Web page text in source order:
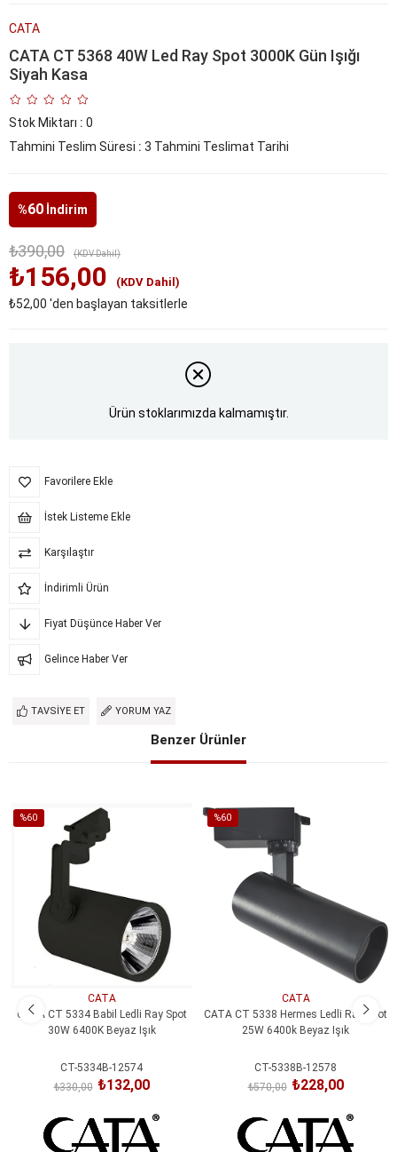
CATA
CATA CT 5368 40W Led Ray Spot 3000K Gün Işığı
Siyah Kasa
Stok Miktarı : 0
Tahmini Teslim Süresi : 3 Tahmini Teslimat Tarihi
%60 İndirim
₺390,00 (KDV Dahil)
₺156,00 (KDV Dahil)
₺52,00 'den başlayan taksitlerle
Ürün stoklarımızda kalmamıştır.
Favorilere Ekle
İstek Listeme Ekle
Karşılaştır
İndirimli Ürün
Fiyat Düşünce Haber Ver
Gelince Haber Ver
TAVSIYE ET YORUM YAZ
Benzer Ürünler
%60
CATA
CATA CT 5334 Babil Ledli Ray Spot
30W 6400K Beyaz Işık
CT-5334B-12574
₺132,00
₺330,00
%60
İndirim
CATA
CATA CT 5338 Hermes Ledli Ray Spot
25W 6400k Beyaz Işık
CT-5338B-12578
₺228,00
₺570,00